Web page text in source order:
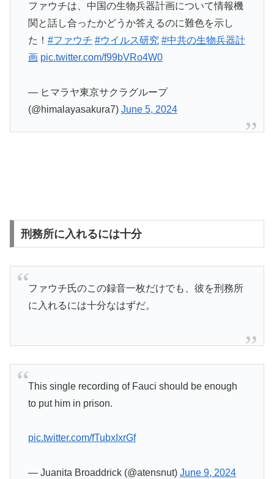
ファウチは、中国の生物兵器計画について情報機
関と話し合ったかどうか答えるのに難色を示し
た！ #ファウチ #ウイルス研究 #中共の生物兵器計
画 pic.twitter.com/f99bVRo4W0
— ヒマラヤ東京サクラグループ
(@himalayasakura7) June 5, 2024
刑務所に入れるには十分
ファウチ氏のこの録音一枚だけでも、彼を刑務所
に入れるには十分なはずだ。
This single recording of Fauci should be enough
to put him in prison.
pic.twitter.com/fTubxIxrGf
— Juanita Broaddrick (@atensnut) June 9, 2024